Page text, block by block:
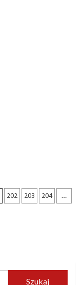
202 203 204 …
Szukaj